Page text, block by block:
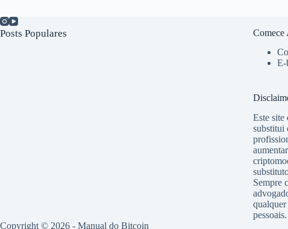
Posts Populares
Comece
E-
Este site
substitui
Sempre
pessoais.
Copyright © 2026 - Manual do Bitcoin